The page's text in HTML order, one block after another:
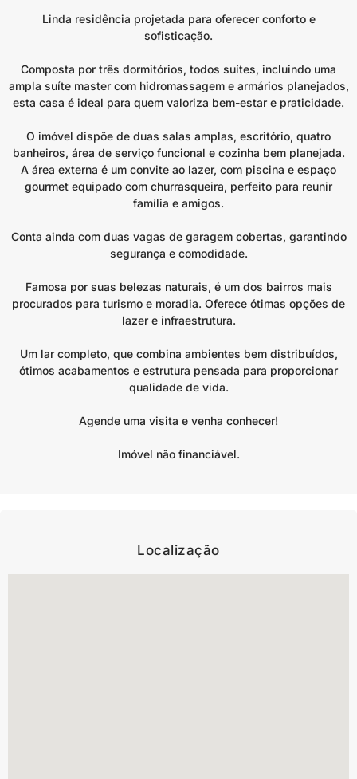
Linda residência projetada para oferecer conforto e
sofisticação.
Composta por três dormitórios, todos suítes, incluindo uma
ampla suíte master com hidromassagem e armários planejados,
esta casa é ideal para quem valoriza bem-estar e praticidade.
O imóvel dispõe de duas salas amplas, escritório, quatro
banheiros, área de serviço funcional e cozinha bem planejada.
A área externa é um convite ao lazer, com piscina e espaço
gourmet equipado com churrasqueira, perfeito para reunir
família e amigos.
Conta ainda com duas vagas de garagem cobertas, garantindo
segurança e comodidade.
Famosa por suas belezas naturais, é um dos bairros mais
procurados para turismo e moradia. Oferece ótimas opções de
lazer e infraestrutura.
Um lar completo, que combina ambientes bem distribuídos,
ótimos acabamentos e estrutura pensada para proporcionar
qualidade de vida.
Agende uma visita e venha conhecer!
Imóvel não financiável.
Localização